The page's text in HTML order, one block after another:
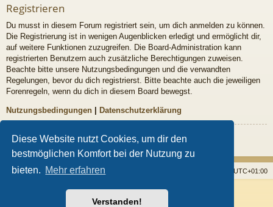
Diese Website nutzt Cookies, um dir den
bestmöglichen Komfort bei der Nutzung zu
bieten. Mehr erfahren
Verstanden!
Registrieren
Du musst in diesem Forum registriert sein, um dich anmelden zu können.
Die Registrierung ist in wenigen Augenblicken erledigt und ermöglicht dir,
auf weitere Funktionen zuzugreifen. Die Board-Administration kann
registrierten Benutzern auch zusätzliche Berechtigungen zuweisen.
Beachte bitte unsere Nutzungsbedingungen und die verwandten
Regelungen, bevor du dich registrierst. Bitte beachte auch die jeweiligen
Forenregeln, wenn du dich in diesem Board bewegst.
Nutzungsbedingungen Datenschutzerklärung
Registrieren
Startseite Foren UTC+01:00
Powered byphpBB® Forum Software © phpBB Limited
Arty- Aktualisieren phpBB 3.2 von MrGaby